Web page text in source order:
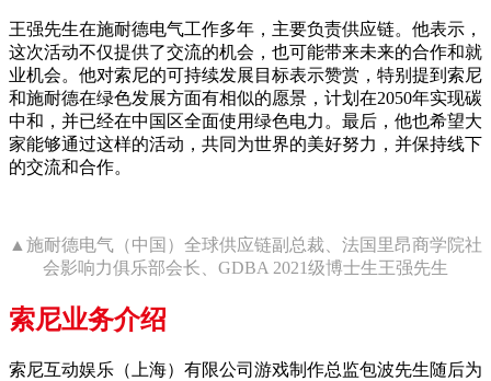
王强先生在施耐德电气工作多年，主要负责供应链。他表示，
这次活动不仅提供了交流的机会，也可能带来未来的合作和就
业机会。他对索尼的可持续发展目标表示赞赏，特别提到索尼
和施耐德在绿色发展方面有相似的愿景，计划在2050年实现碳
中和，并已经在中国区全面使用绿色电力。最后，他也希望大
家能够通过这样的活动，共同为世界的美好努力，并保持线下
的交流和合作。
▲施耐德电气（中国）全球供应链副总裁、法国里昂商学院社
会影响力俱乐部会长、GDBA 2021级博士生王强先生
索尼业务介绍
索尼互动娱乐（上海）有限公司游戏制作总监包波先生随后为